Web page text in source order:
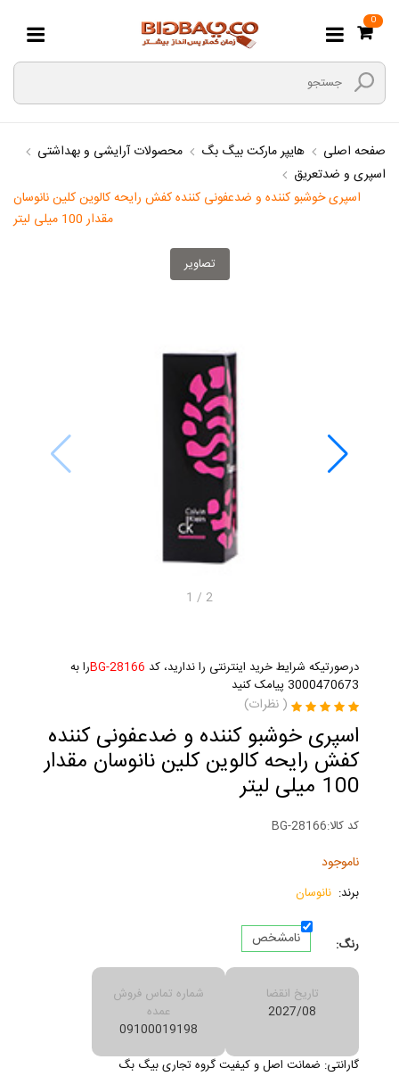
0
صفحه اصلی هایپر مارکت بیگ بگ
محصولات آرایشی و بهداشتی
اسپری و ضدتعریق
اسپری خوشبو کننده و ضدعفونی کننده کفش رایحه کالوین کلین نانوسان
مقدار 100 میلی لیتر
تصاویر
1 / 2
درصورتیکه شرایط خرید اینترنتی را ندارید، کد BG-28166را به
3000470673 پیامک کنید
( نظرات)
اسپری خوشبو کننده و ضدعفونی کننده
کفش رایحه کالوین کلین نانوسان مقدار
100 میلی لیتر
کد کالا:BG-28166
ناموجود
برند: نانوسان
رنگ: نامشخص
تاریخ انقضا
2027/08
شماره تماس فروش
عمده
09100019198
گارانتی: ضمانت اصل و کیفیت گروه تجاری بیگ بگ